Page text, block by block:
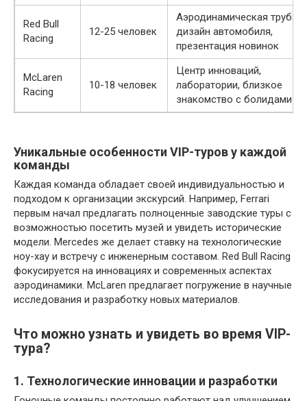
Red Bull
Racing
12-25 человек
Аэродинамическая труба,
дизайн автомобиля,
презентация новинок
McLaren
Racing
10-18 человек
Центр инноваций,
лаборатории, близкое
знакомство с болидами
Уникальные особенности VIP-туров у каждой
команды
Каждая команда обладает своей индивидуальностью и
подходом к организации экскурсий. Например, Ferrari
первым начал предлагать полноценные заводские туры с
возможностью посетить музей и увидеть исторические
модели. Mercedes же делает ставку на технологические
ноу-хау и встречу с инженерным составом. Red Bull Racing
фокусируется на инновациях и современных аспектах
аэродинамики. McLaren предлагает погружение в научные
исследования и разработку новых материалов.
Что можно узнать и увидеть во время VIP-
тура?
1. Технологические инновации и разработки